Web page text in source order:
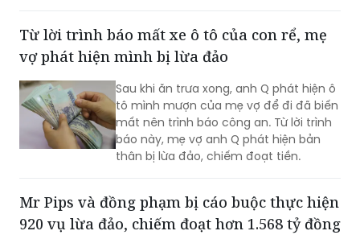
Từ lời trình báo mất xe ô tô của con rể, mẹ
vợ phát hiện mình bị lừa đảo
Sau khi ăn trưa xong, anh Q phát hiện ô
tô mình mượn của mẹ vợ để đi đã biến
mất nên trình báo công an. Từ lời trình
báo này, mẹ vợ anh Q phát hiện bản
thân bị lừa đảo, chiếm đoạt tiền.
Mr Pips và đồng phạm bị cáo buộc thực hiện
920 vụ lừa đảo, chiếm đoạt hơn 1.568 tỷ đồng